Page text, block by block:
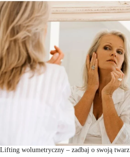
Lifting wolumetryczny – zadbaj o swoją twarz